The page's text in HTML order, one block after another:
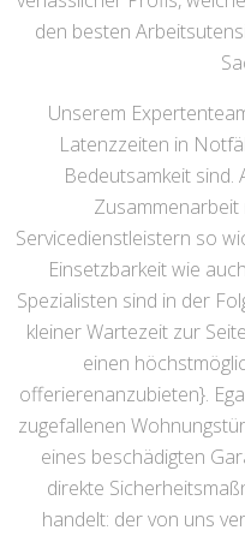
den besten
Unserem
Latenzzeiten in
Bedeutsamkeit sind.
Servicedienstleistern so
Einsetzbarkeit wie
Spezialisten sind in der
kleiner Wartezeit zur
einen
offerierenanzubieten}.
zugefallenen
eines beschädigten
direkte
handelt: der von uns